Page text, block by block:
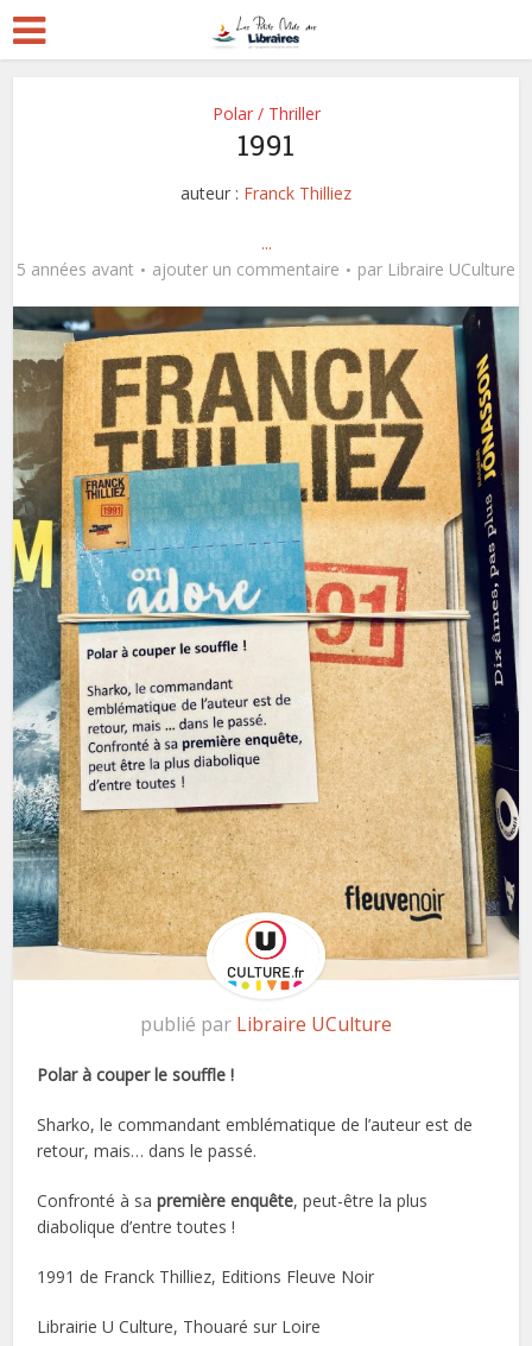
Polar / Thriller
1991
auteur : Franck Thilliez
...
5 années avant
ajouter un commentaire par Libraire UCulture
publié par Libraire UCulture
Polar à couper le souffle !
Sharko, le commandant emblématique de l’auteur est de
retour, mais… dans le passé.
Confronté à sapremière enquête, peut-être la plus
diabolique d’entre toutes !
1991 de Franck Thilliez, Editions Fleuve Noir
Librairie U Culture, Thouaré sur Loire